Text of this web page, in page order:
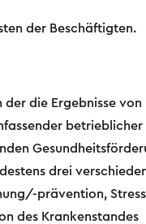
der Beschäftigten.
die Ergebnisse von
betrieblicher
drei
prävention, Stress
des Krankenstandes